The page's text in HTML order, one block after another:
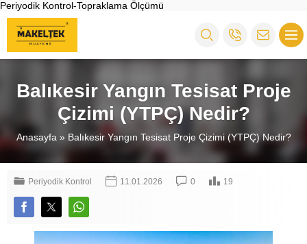
Periyodik Kontrol-Topraklama Ölçümü
Balıkesir Yangın Tesisat Proje
Çizimi (YTPÇ) Nedir?
Anasayfa » Balıkesir Yangın Tesisat Proje Çizimi (YTPÇ) Nedir?
Periyodik Kontrol 11.01.2026 0 19